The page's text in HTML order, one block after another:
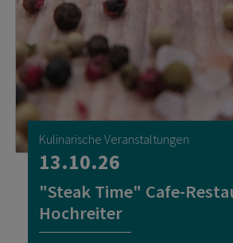
Kulinarische Veranstaltungen
13.10.26
"Steak Time" Cafe-
Hochreiter